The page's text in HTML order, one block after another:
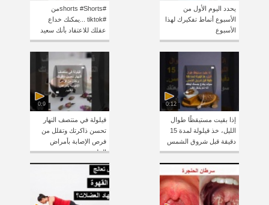
يحدد اليوم الأول من
الأسبوع أنماط تفكيرك لهذا
الأسبوع
#shorts #Shortsمن
#tiktok ...يمكنك خداع
عقلك للاعتقاد بأنك سعيد
ومبتسم
0:12
إذا بقيت مستيقظًا طوال
الليل، خذ قيلولة لمدة 15
دقيقة قبل شروق الشمس
0:9
قيلولة في منتصف النهار
تحسن ذاكرتك وتقلل من
فرص الإصابة بأمراض
القلب